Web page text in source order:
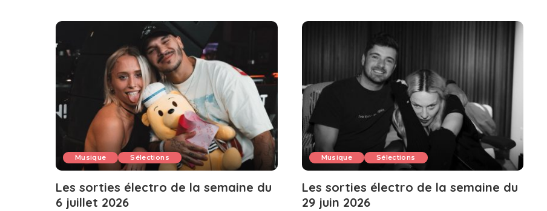
Musique Sélections
Les sorties électro de la semaine du
6 juillet 2026
Musique Sélections
Les sorties électro de la semaine du
29 juin 2026